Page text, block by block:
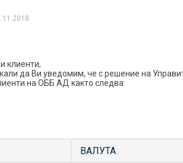
клиенти,
да Ви уведомим, че с решение на
на ОББ АД както следва:
ВАЛУТА